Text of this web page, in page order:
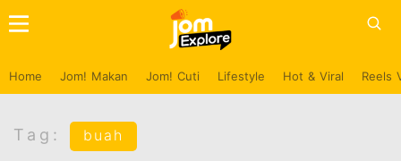
Home Jom! Makan Jom! Cuti Lifestyle Hot & Viral Reels
Tag: buah